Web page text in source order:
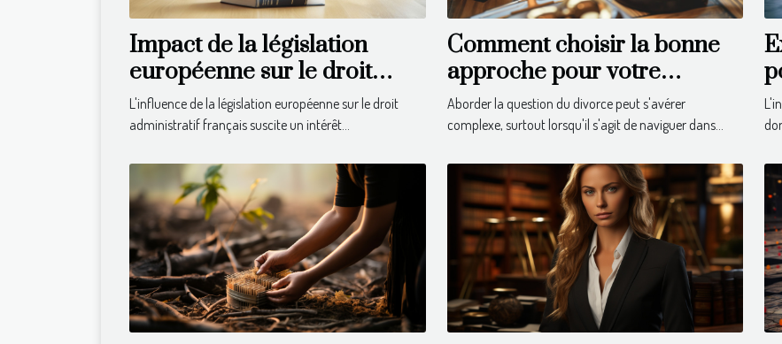
Impact de la législation
européenne sur le droit
administratif français
L'influence de la législation européenne sur le droit
administratif français suscite un intérêt...
Comment choisir la bonne
approche pour votre
divorce en droit suisse
Aborder la question du divorce peut s'avérer
complexe, surtout lorsqu'il s'agit de naviguer dans...